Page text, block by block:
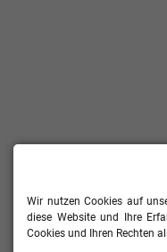
Wir nutzen Cookies auf
diese Website und Ihre
Cookies und Ihren Rechten